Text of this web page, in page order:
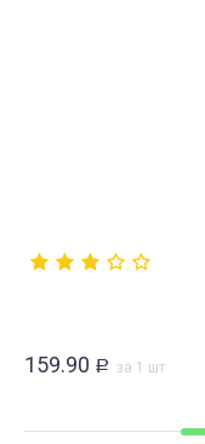
159.90 Р за 1 шт